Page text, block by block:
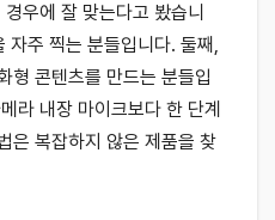
우에 잘 맞는다고 봤습니
자주 찍는 분들입니다. 둘째,
형 콘텐츠를 만드는 분들입
라 내장 마이크보다 한 단계
은 복잡하지 않은 제품을 찾